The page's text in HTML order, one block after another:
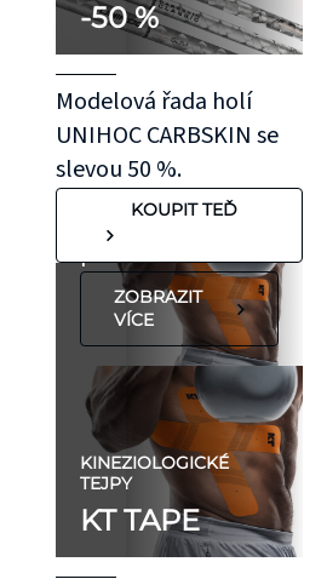
-50 %
Modelová řada holí
UNIHOC CARBSKIN se
slevou 50 %.
KOUPIT TEĎ
kousek KT pásky
aplikovaný bez
roztažení nejprve
na oblast se
"silnější"
pokožkou, jako je
koleno, nebo
předloktí.
ZOBRAZIT
VÍCE
KINEZIOLOGICKÉ
TEJPY
KT TAPE